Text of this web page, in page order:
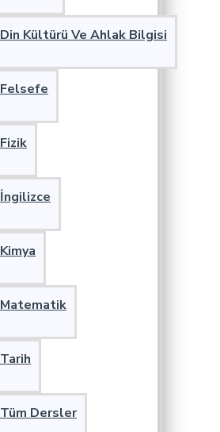
Din Kültürü Ve Ahlak Bilgisi
Felsefe
Fizik
İngilizce
Kimya
Matematik
Tarih
Tüm Dersler